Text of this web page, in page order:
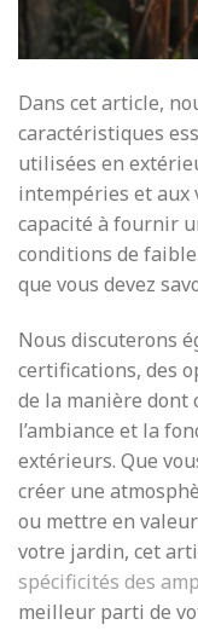
Dans cet article,
caractéristiques
utilisées en
intempéries et
capacité à fournir
conditions de
que vous devez
Nous discuterons
certifications, des
de la manière dont
l’ambiance et la
extérieurs. Que
créer une
ou mettre en
votre jardin, cet
spécificités des
meilleur parti de